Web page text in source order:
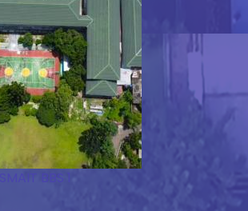
BBS 1